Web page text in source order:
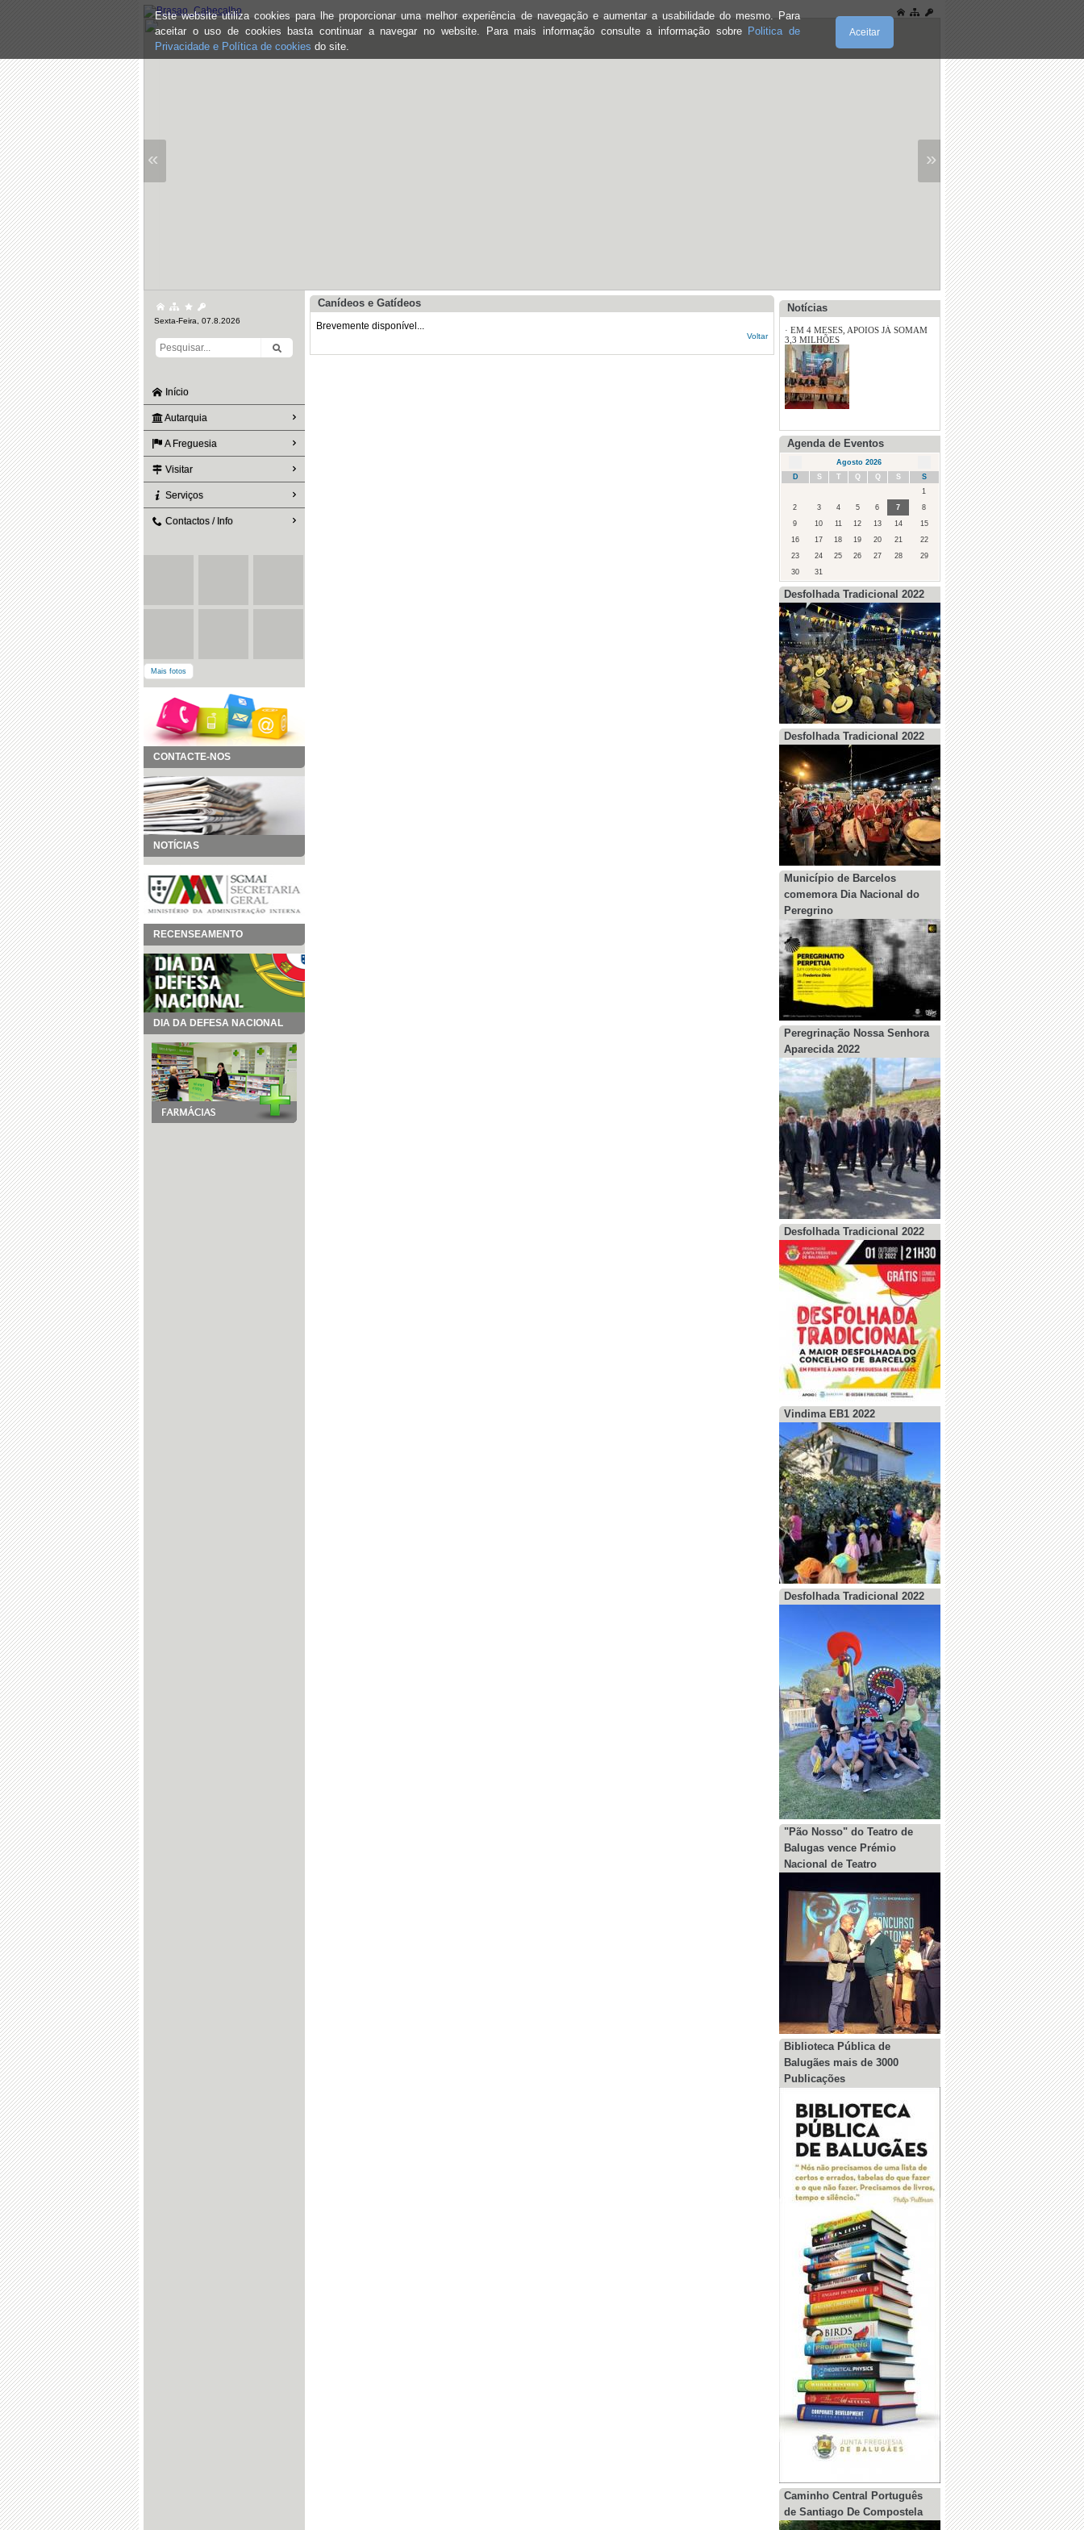
Este website utiliza cookies para lhe proporcionar uma melhor experiência de navegação e aumentar a usabilidade do mesmo. Para
aceitar o uso de cookies basta continuar a navegar no website. Para mais informação consulte a informação sobre Politica de
Privacidade e Política de cookies do site.
Aceitar
« »
Sexta-Feira, 07.8.2026
Início
Autarquia
A Freguesia
Visitar
Serviços
Contactos / Info
Mais fotos
CONTACTE-NOS
NOTÍCIAS
RECENSEAMENTO
DIA DA DEFESA NACIONAL
Canídeos e Gatídeos
Brevemente disponível...
Voltar
Notícias
·Conselho Municipal da Juventude
inicia novo ciclo de trabalho
· EM 4 MESES, APOIOS JÁ SOMAM
3,3 MILHÕES
Agenda de Eventos
Agosto 2026
D
S T Q Q S
S
1
2
3 4 5 6 7
8
9
10 11 12 13 14
15
16
17 18 19 20 21
22
23
24 25 26 27 28
29
30
31
Desfolhada Tradicional 2022
Desfolhada Tradicional 2022
Município de Barcelos
comemora Dia Nacional do
Peregrino
Peregrinação Nossa Senhora
Aparecida 2022
Desfolhada Tradicional 2022
Vindima EB1 2022
Desfolhada Tradicional 2022
"Pão Nosso" do Teatro de
Balugas vence Prémio
Nacional de Teatro
Biblioteca Pública de
Balugães mais de 3000
Publicações
Caminho Central Português
de Santiago De Compostela